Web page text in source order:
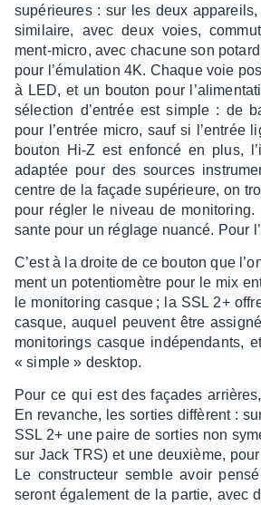
supé­rieures : sur les deux
simi­laire, avec deux voies,
ment-micro, avec chacune son
pour l’ému­la­tion 4K. Chaque voie
à LED, et un bouton pour
sélec­tion d’en­trée est simple : de
pour l’en­trée micro, sauf si l’en­trée
bouton Hi-Z est enfoncé en plus,
adap­tée pour des sources
centre de la façade supé­rieure, on
pour régler le niveau de
sante pour un réglage nuancé. Pour
C’est à la droite de ce bouton que
ment un poten­tio­mètre pour le mix
le moni­to­ring casque ; la SSL 2+
casque, auquel peuvent être
moni­to­rings casque indé­pen­dants,
« simple » desk­top.
Pour ce qui est des façades
En revanche, les sorties diffèrent :
SSL 2+ une paire de sorties non
sur Jack TRS) et une deuxième,
Le construc­teur semble avoir
seront égale­ment de la partie, avec